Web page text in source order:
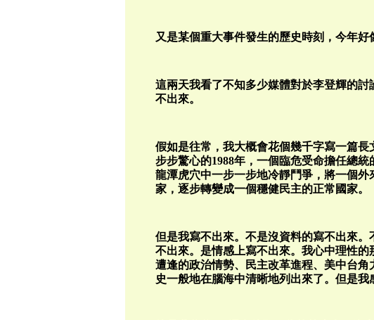
又是某個重大事件發生的歷史時刻，今年好
這兩天我看了不知多少媒體對於李登輝的
不出來。
假如是往常，我大概會花個幾千字寫一篇
步步驚心的1988年，一個臨危受命擔任總
龍潭虎穴中一步一步地冷靜鬥爭，將一個
家，逐步轉變成一個穩健民主的正常國家。
但是我寫不出來。不是沒資料的寫不出來
不出來。是情感上寫不出來。我心中理性
遭逢的政治情勢、民主改革進程、美中台
史一般地在腦海中清晰地列出來了。但是我